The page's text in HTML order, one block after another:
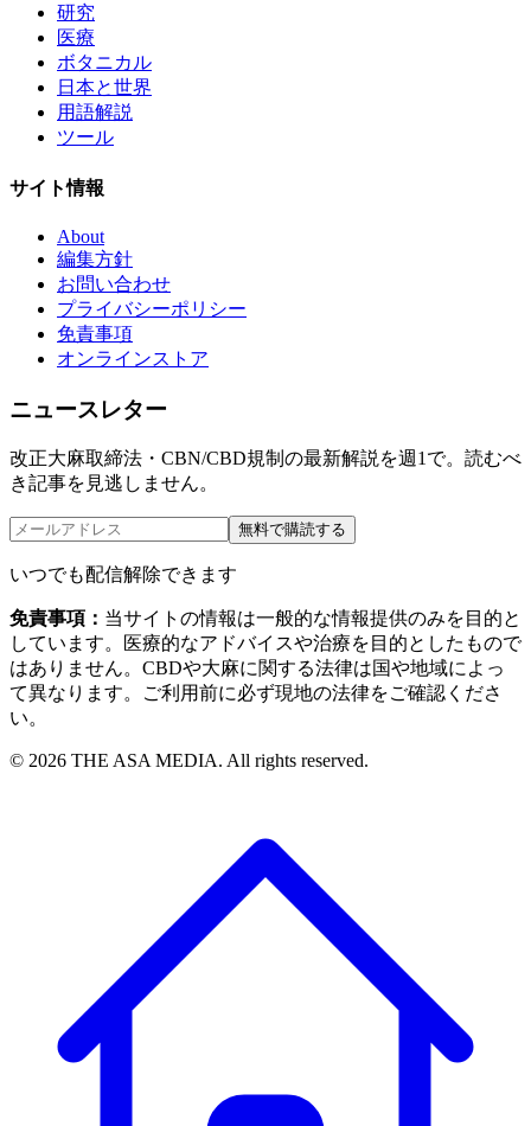
研究
医療
ボタニカル
日本と世界
用語解説
ツール
サイト情報
About
編集方針
お問い合わせ
プライバシーポリシー
免責事項
オンラインストア
ニュースレター
改正大麻取締法・CBN/CBD規制の最新解説を週1で。読むべ
き記事を見逃しません。
無料で購読する
いつでも配信解除できます
免責事項： 当サイトの情報は一般的な情報提供のみを目的と
しています。医療的なアドバイスや治療を目的としたもので
はありません。CBDや大麻に関する法律は国や地域によっ
て異なります。ご利用前に必ず現地の法律をご確認くださ
い。
© 2026 THE ASA MEDIA. All rights reserved.